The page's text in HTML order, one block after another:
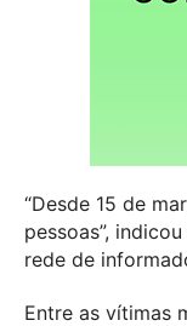
“Desde 15 de
pessoas”,
rede de
Entre as vítimas